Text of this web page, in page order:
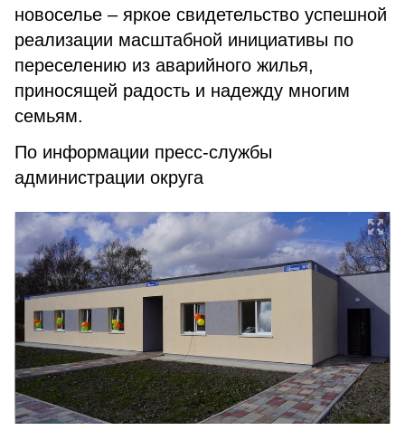
новоселье – яркое свидетельство успешной
реализации масштабной инициативы по
переселению из аварийного жилья,
приносящей радость и надежду многим
семьям.
По информации пресс-службы
администрации округа